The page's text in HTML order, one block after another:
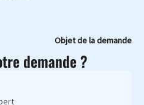
Objet de la demande
demande ?